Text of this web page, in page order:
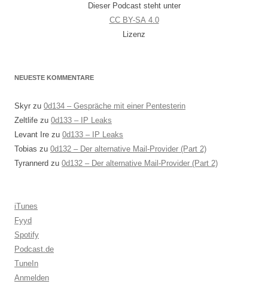
Dieser Podcast steht unter
CC BY-SA 4.0
Lizenz
NEUESTE KOMMENTARE
Skyr zu 0d134 – Gespräche mit einer Pentesterin
Zeltlife zu 0d133 – IP Leaks
Levant Ire zu 0d133 – IP Leaks
Tobias zu 0d132 – Der alternative Mail-Provider (Part 2)
Tyrannerd zu 0d132 – Der alternative Mail-Provider (Part 2)
iTunes
Fyyd
Spotify
Podcast.de
TuneIn
Anmelden